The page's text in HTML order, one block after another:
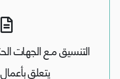
التنسيق مــع الجهـات
يتعلق